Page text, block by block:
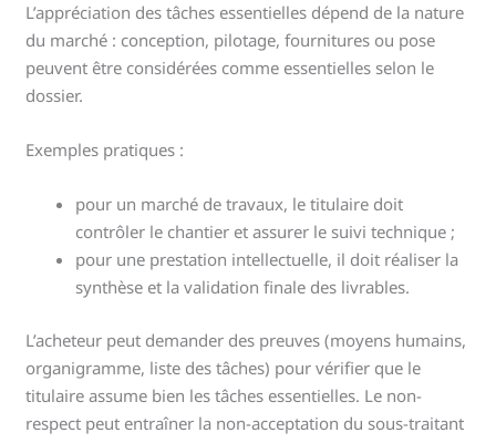
L’appréciation des tâches essentielles dépend de la nature
du marché : conception, pilotage, fournitures ou pose
peuvent être considérées comme essentielles selon le
dossier.
Exemples pratiques :
pour un marché de travaux, le titulaire doit
contrôler le chantier et assurer le suivi technique ;
pour une prestation intellectuelle, il doit réaliser la
synthèse et la validation finale des livrables.
L’acheteur peut demander des preuves (moyens humains,
organigramme, liste des tâches) pour vérifier que le
titulaire assume bien les tâches essentielles. Le non-
respect peut entraîner la non-acceptation du sous-traitant